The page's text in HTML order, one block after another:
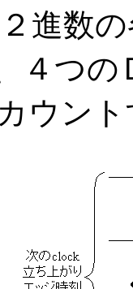
進数
４つ
ウン